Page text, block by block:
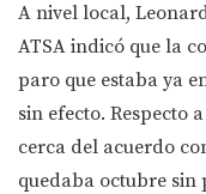
A nivel local,
ATSA indicó que la
paro que estaba ya
sin efecto. Respecto
cerca del acuerdo
quedaba octubre